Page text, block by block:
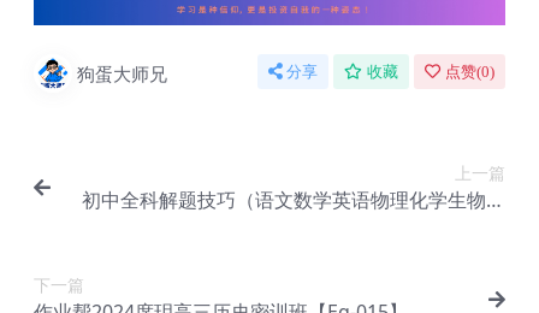
狗蛋大师兄 分享 收藏 点赞(0)
上一篇
初中全科解题技巧（语文数学英语物理化学生物等
下一篇